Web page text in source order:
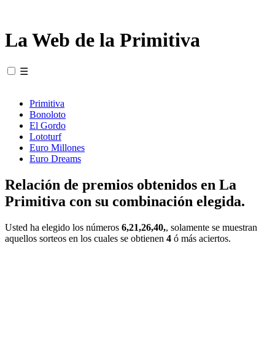
La Web de la Primitiva
☰
Primitiva
Bonoloto
El Gordo
Lototurf
Euro Millones
Euro Dreams
Relación de premios obtenidos en La
Primitiva con su combinación elegida.
Usted ha elegido los números 6,21,26,40,, solamente se muestran
aquellos sorteos en los cuales se obtienen 4 ó más aciertos.